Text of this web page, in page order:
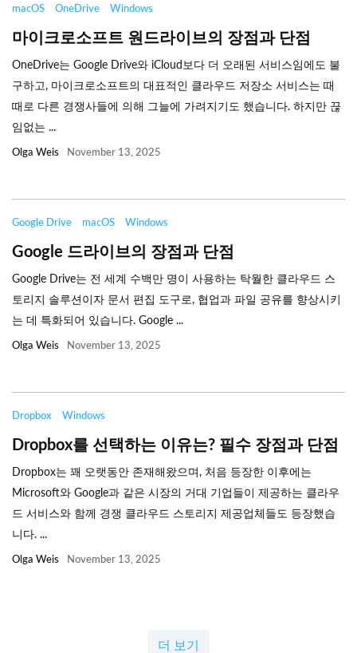
macOS OneDrive Windows
마이크로소프트 원드라이브의 장점과 단점
OneDrive는 Google Drive와 iCloud보다 더 오래된 서비스임에도 불
구하고, 마이크로소프트의 대표적인 클라우드 저장소 서비스는 때
때로 다른 경쟁사들에 의해 그늘에 가려지기도 했습니다. 하지만 끊
임없는 ...
Olga Weis November 13, 2025
Google Drive macOS Windows
Google 드라이브의 장점과 단점
Google Drive는 전 세계 수백만 명이 사용하는 탁월한 클라우드 스
토리지 솔루션이자 문서 편집 도구로, 협업과 파일 공유를 향상시키
는 데 특화되어 있습니다. Google ...
Olga Weis November 13, 2025
Dropbox Windows
Dropbox를 선택하는 이유는? 필수 장점과 단점
Dropbox는 꽤 오랫동안 존재해왔으며, 처음 등장한 이후에는
Microsoft와 Google과 같은 시장의 거대 기업들이 제공하는 클라우
드 서비스와 함께 경쟁 클라우드 스토리지 제공업체들도 등장했습
니다. ...
Olga Weis November 13, 2025
더 보기